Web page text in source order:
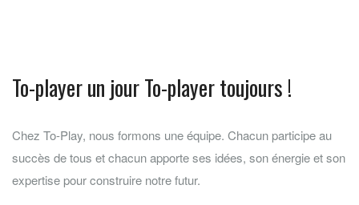
To-player un jour To-player toujours !
Chez To-Play, nous formons une équipe. Chacun participe au
succès de tous et chacun apporte ses idées, son énergie et son
expertise pour construire notre futur.